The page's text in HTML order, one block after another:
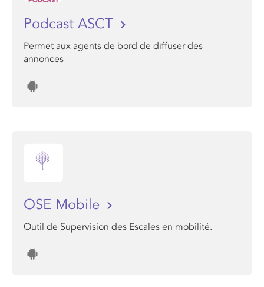
Podcast ASCT
Permet aux agents de bord de diffuser des
annonces
OSE Mobile
Outil de Supervision des Escales en mobilité.